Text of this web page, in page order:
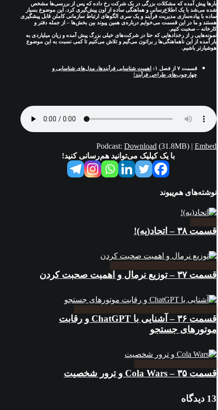
بارها پیش آمده که مشکلات بزرگی در یک شرکت رخ داده که پس از بررسی‌ها مشخص
شده می‌شد با یک اطلاع‌رسانی و هماهنگی ساده از اون پیش‌گیری کرد. این موضوع بسیار
ساده با پیاده‌سازی مدیریت فرآیند و یک سری الگوهای ارتباط سازمانی کاملن قابل پیشگیری
هستند و ما در این قسمت می‌خوایم درباره‌ی همین پیوند بین بخش‌ها – از جمله دفتر و
کارخانه – صحبت کنیم.
نمونه‌هایی ر از رخدادهایی که حتا در شرکت‌های خیلی بزرگ پیش آمده و زیان میلیاردی به
بار آمده از این ناهماهنگی‌ها ر براتون می‌گیم و تلاش می‌کنیم تا کمی نسبت به این موضوع
هوشیارتر باشیم.
قسمت ۷ از فصل ۱:
اهمیت شناسایی فرآیندها، مدل‌های شناسایی و
چهارچوب‌های طراحی فرآیند!
Podcast: Download (31.8MB) | Embed
با یک کیلیک می‌توانید هم‌رسانی کنید!
نوشته‌های هم‌پیوند
قسمت ۳۸ – اتحاد(یه)!
قسمت ۳۷ – توزیع نرمال و اهمیت صحبت کردن
قسمت ۳۶ – آشنایی با ChatGPT و رقابت
موتورهای جستجو
قسمت ۳۵ – Cola Wars و ترور شخصیت
13 دیدگاه